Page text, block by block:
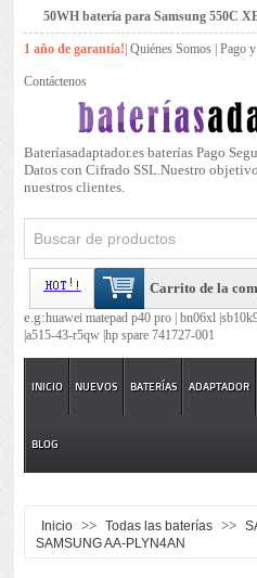
50WH batería para Samsung 550C
1 año de garantía! |Quiénes Somos |Pago
Contáctenos
Bateríasadaptador.es baterías Pago
Datos con Cifrado SSL.Nuestro
nuestros clientes.
Carrito de la
e.g:huawei matepad p40 pro |bn06xl |
|a515-43-r5qw |hp spare 741727-001
INICIO NUEVOS BATERÍAS ADAPTADOR
BLOG
Inicio >> Todas las baterías >>
SAMSUNG AA-PLYN4AN